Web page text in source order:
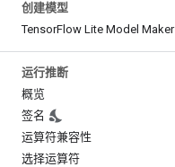
创建模型
TensorFlow Lite Model Maker
运行推断
概览
签名
运算符兼容性
选择运算符